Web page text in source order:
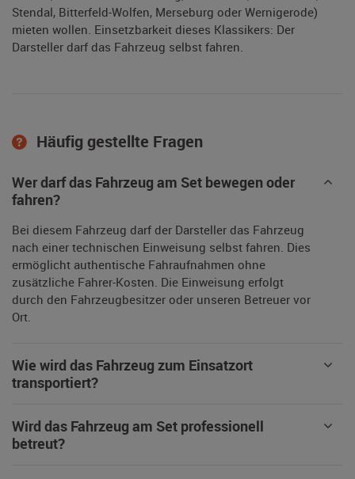
Stendal, Bitterfeld-Wolfen, Merseburg oder Wernigerode)
mieten wollen. Einsetzbarkeit dieses Klassikers: Der
Darsteller darf das Fahrzeug selbst fahren.
Häufig gestellte Fragen
Wer darf das Fahrzeug am Set bewegen oder
fahren?
Bei diesem Fahrzeug darf der Darsteller das Fahrzeug
nach einer technischen Einweisung selbst fahren. Dies
ermöglicht authentische Fahraufnahmen ohne
zusätzliche Fahrer-Kosten. Die Einweisung erfolgt
durch den Fahrzeugbesitzer oder unseren Betreuer vor
Ort.
Wie wird das Fahrzeug zum Einsatzort
transportiert?
Wird das Fahrzeug am Set professionell
betreut?